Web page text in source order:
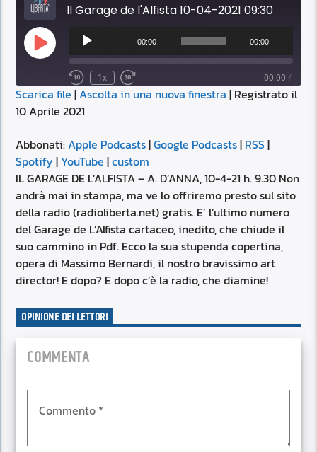
Il Garage de l'Alfista 10-04-2021 09:30
Play
Episode
Audio
Player
00:00 00:00
1x 00:00 /
SUBSCRIBE SHARE
Apple Podcasts
YouTube
RSS FEED
SHARE
LINK
EMBED
Scarica file |Ascolta in una nuova finestra | Registrato il
10 Aprile 2021
Abbonati:Apple Podcasts|Google Podcasts| RSS|
Spotify | YouTube |custom
IL GARAGE DE L’ALFISTA – A. D’ANNA, 10-4-21 h. 9.30 Non
andrà mai in stampa, ma ve lo offriremo presto sul sito
della radio (radioliberta.net) gratis. E’ l’ultimo numero
del Garage de L’Alfista cartaceo, inedito, che chiude il
suo cammino in Pdf. Ecco la sua stupenda copertina,
opera di Massimo Bernardi, il nostro bravissimo art
director! E dopo? E dopo c’è la radio, che diamine!
OPINIONE DEI LETTORI
COMMENTA